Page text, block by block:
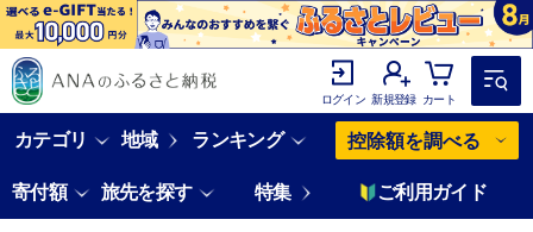
ログイン 新規登録 カート
カテゴリ 地域 ランキング 控除額を調べる
寄付額 旅先を探す 特集 ご利用ガイド